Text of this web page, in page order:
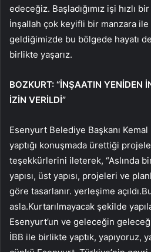
edeceğiz. Başladığımız işi hızlı
İnşallah çok keyifli bir manzara
geldiğimizde bu bölgede hayatı
birlikte yaşarız.
BOZKURT: “İNŞAATIN YENİDEN
İZİN VERİLDİ”
Esenyurt Belediye Başkanı
yaptığı konuşmada ürettiği
teşekkürlerini ileterek, “Aslında
yapısı, üst yapısı, projeleri ve
göre tasarlanır. yerleşime
asla.Kurtarılmayacak şekilde
Esenyurt’un ve geleceğin
İBB ile birlikte yaptık, yapıyoruz,